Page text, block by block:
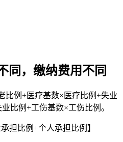
同，缴纳费用不同
比例+医疗基数×医疗比例+失业
比例+工伤基数×工伤比例。
担比例+个人承担比例】